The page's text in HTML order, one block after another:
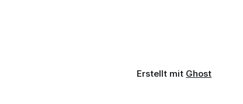
Erstellt mit Ghost